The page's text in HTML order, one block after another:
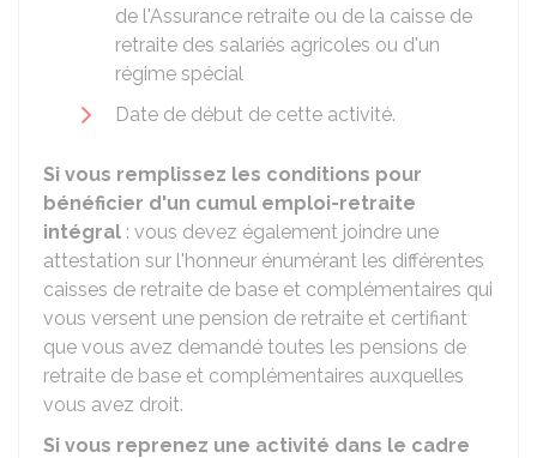
de l'Assurance retraite ou de la caisse de
retraite des salariés agricoles ou d'un
régime spécial
Date de début de cette activité.
Si vous remplissez les conditions pour
bénéficier d'un cumul emploi-retraite
intégral : vous devez également joindre une
attestation sur l'honneur énumérant les différentes
caisses de retraite de base et complémentaires qui
vous versent une pension de retraite et certifiant
que vous avez demandé toutes les pensions de
retraite de base et complémentaires auxquelles
vous avez droit.
Si vous reprenez une activité dans le cadre